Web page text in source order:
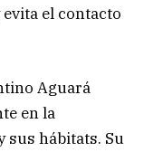
el contacto
Aguará
en la
sus hábitats. Su